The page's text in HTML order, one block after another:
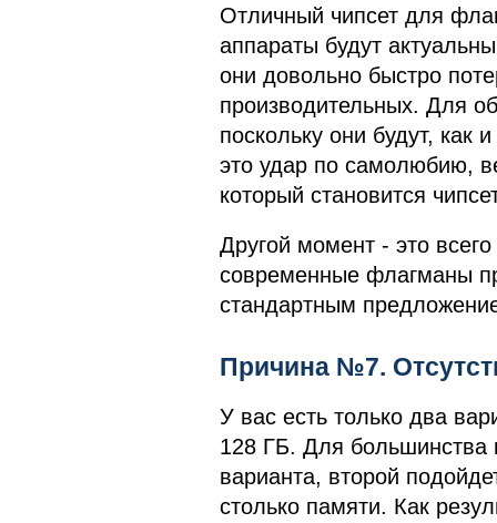
Отличный чипсет для
аппараты будут
они довольно быстро
производительных. Для
поскольку они будут, как
это удар по самолюбию,
который становится
Другой момент - это
современные флагманы
стандартным
Причина №7.
У вас есть только два
128 ГБ. Для большинства
варианта, второй
столько памяти. Как